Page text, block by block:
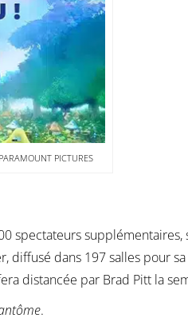
PICTURES
spectateurs supplémentaires,
diffusé dans 197 salles pour
distancée par Brad Pitt la
.